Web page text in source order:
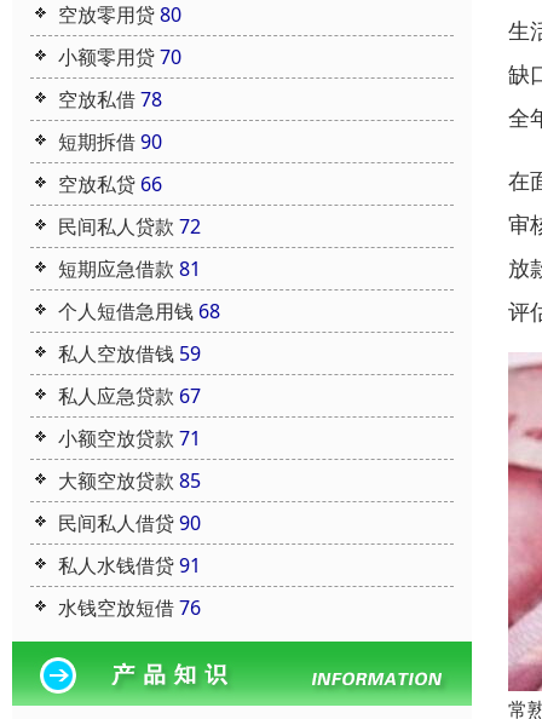
空放零用贷80
小额零用贷70
空放私借78
短期拆借90
空放私贷 66
民间私人贷款 72
短期应急借款 81
个人短借急用钱 68
私人空放借钱 59
私人应急贷款 67
小额空放贷款 71
大额空放贷款 85
民间私人借贷90
私人水钱借贷91
水钱空放短借76
生
缺
全
在
审
放
评
常